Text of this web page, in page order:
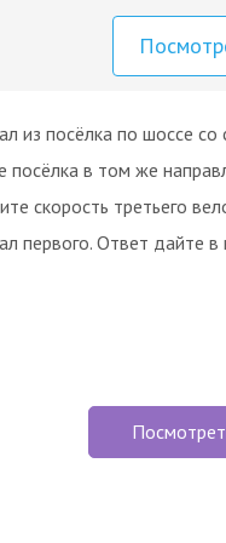
из посёлка по шоссе со
посёлка в том же
скорость третьего
первого. Ответ дайте в